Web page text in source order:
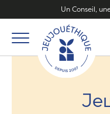
Un Conseil,